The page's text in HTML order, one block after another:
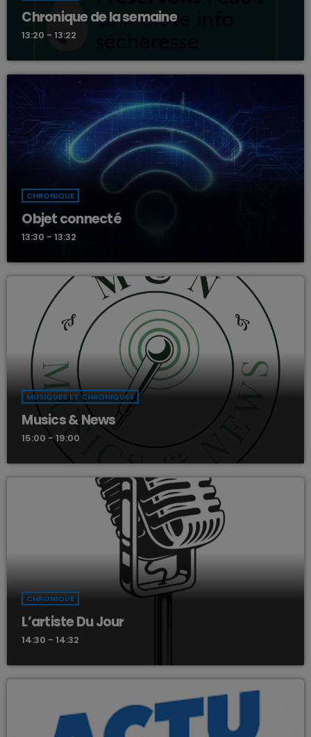
Chronique de la semaine
13:20 - 13:22
CHRONIQUE
Objet connecté
13:30 - 13:32
MUSIQUES ET CHRONIQUES
Musics & News
15:00 - 19:00
CHRONIQUE
L’artiste Du Jour
14:30 - 14:32